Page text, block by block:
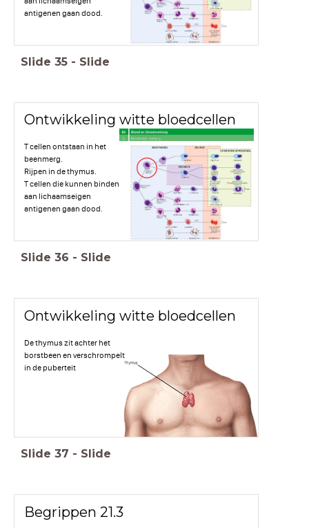
antigenen gaan dood.
Slide 35 - Slide
Ontwikkeling witte bloedcellen
T cellen ontstaan in het
beenmerg.
Rijpen in de thymus.
T cellen die kunnen binden
aan lichaamseigen
antigenen gaan dood.
Slide 36 - Slide
Ontwikkeling witte bloedcellen
De thymus zit achter het
borstbeen en verschrompelt
in de puberteit
Slide 37 - Slide
Begrippen 21.3